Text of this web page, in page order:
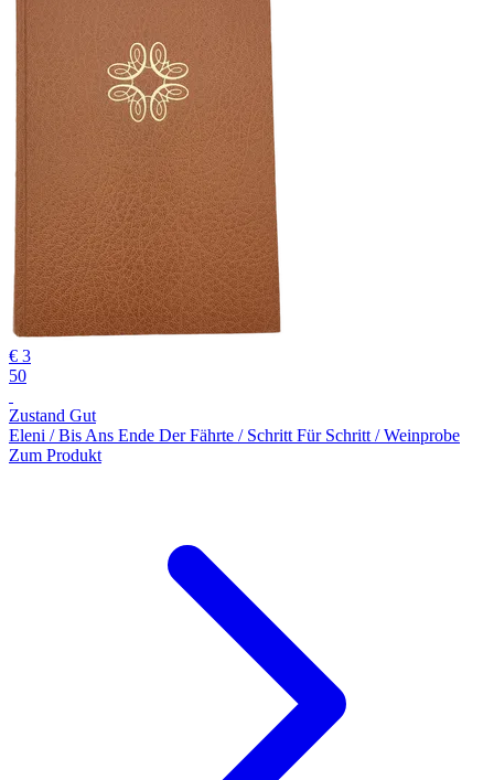
€ 3
50
Zustand Gut
Eleni / Bis Ans Ende Der Fährte / Schritt Für Schritt / Weinprobe
Zum Produkt